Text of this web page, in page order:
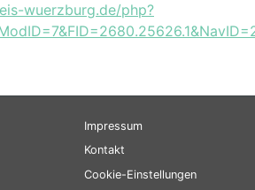
wuerzburg.de/php?
Fußbereichsmenü
Impressum
Kontakt
Cookie-Einstellungen